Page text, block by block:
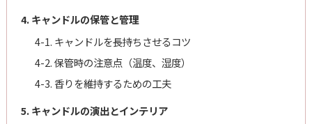
4. キャンドルの保管と管理
4-1. キャンドルを長持ちさせるコツ
4-2. 保管時の注意点（温度、湿度）
4-3. 香りを維持するための工夫
5. キャンドルの演出とインテリア